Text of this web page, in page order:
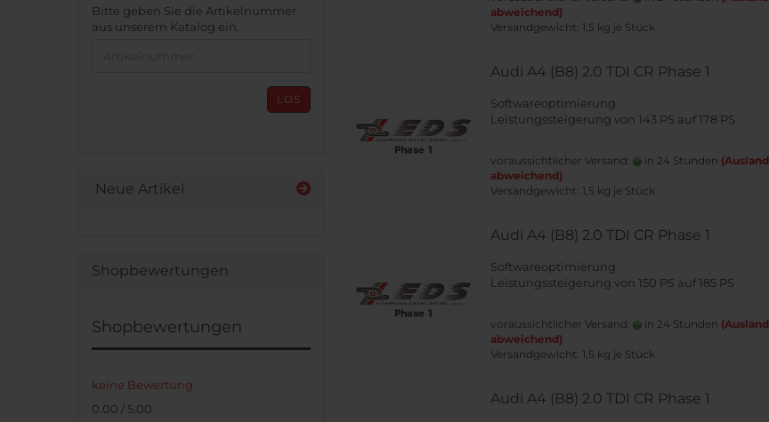
abweichend)
Versandgewicht: 1,5 kg je Stück
Audi A4 (B8) 2.0 TDI CR Phase 1
Softwareoptimierung
Leistungssteigerung von 143 PS auf 178 PS
voraussichtlicher Versand: in 24 Stunden (Ausland
abweichend)
Versandgewicht: 1,5 kg je Stück
Audi A4 (B8) 2.0 TDI CR Phase 1
Softwareoptimierung
Leistungssteigerung von 150 PS auf 185 PS
voraussichtlicher Versand: in 24 Stunden (Ausland
abweichend)
Versandgewicht: 1,5 kg je Stück
Audi A4 (B8) 2.0 TDI CR Phase 1
BITTE
GEBEN
Bitte geben Sie die Artikelnummer
aus unserem Katalog ein.
LOS
Neue Artikel
Shopbewertungen
Shopbewertungen
keine Bewertung
0.00 / 5.00